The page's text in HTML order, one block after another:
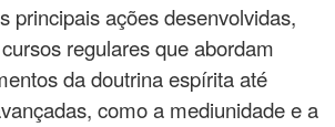
principais ações desenvolvidas,
regulares que abordam
da doutrina espírita até
como a mediunidade e a